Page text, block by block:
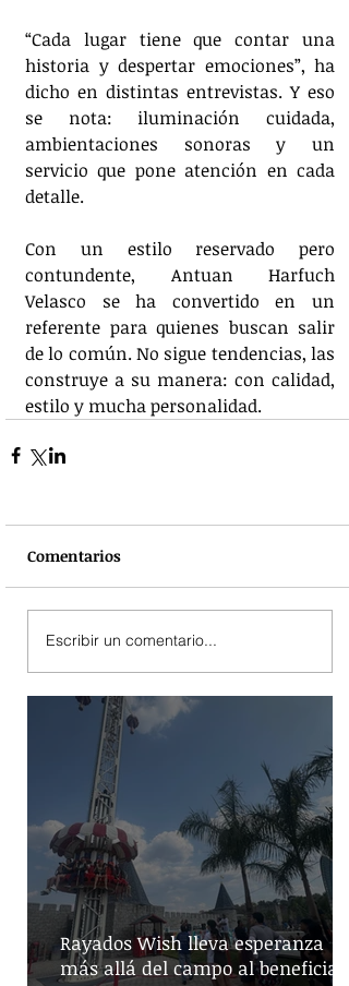
“Cada lugar tiene que contar una
historia y despertar emociones”, ha
dicho en distintas entrevistas. Y eso
se nota: iluminación cuidada,
ambientaciones sonoras y un
servicio que pone atención en cada
detalle.
Con un estilo reservado pero
contundente, Antuan Harfuch
Velasco se ha convertido en un
referente para quienes buscan salir
de lo común. No sigue tendencias, las
construye a su manera: con calidad,
estilo y mucha personalidad.
Comentarios
Escribir un comentario...
Rayados Wish lleva esperanza
más allá del campo al beneficiar a